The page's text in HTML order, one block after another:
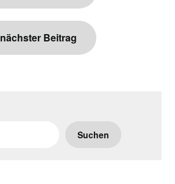
nächster Beitrag
Suchen